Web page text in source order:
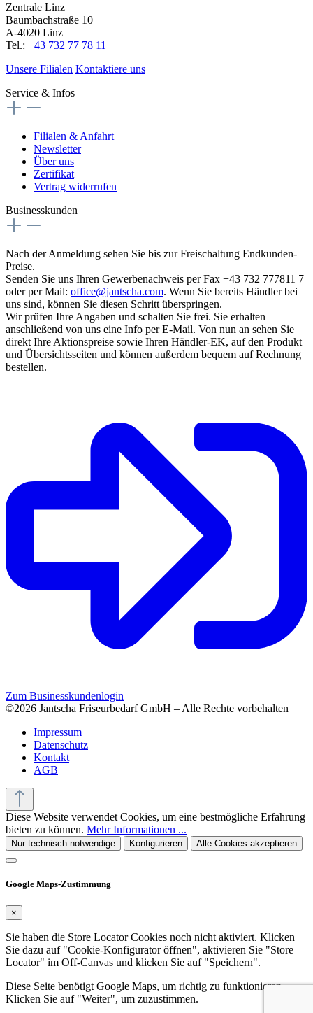
Zentrale Linz
Baumbachstraße 10
A-4020 Linz
Tel.: +43 732 77 78 11
Unsere Filialen Kontaktiere uns
Service & Infos
Filialen & Anfahrt
Newsletter
Über uns
Zertifikat
Vertrag widerrufen
Businesskunden
Nach der Anmeldung sehen Sie bis zur Freischaltung Endkunden-
Preise.
Senden Sie uns Ihren Gewerbenachweis per Fax +43 732 777811 7
oder per Mail: office@jantscha.com. Wenn Sie bereits Händler bei
uns sind, können Sie diesen Schritt überspringen.
Wir prüfen Ihre Angaben und schalten Sie frei. Sie erhalten
anschließend von uns eine Info per E-Mail. Von nun an sehen Sie
direkt Ihre Aktionspreise sowie Ihren Händler-EK, auf den Produkt
und Übersichtsseiten und können außerdem bequem auf Rechnung
bestellen.
Zum Businesskundenlogin
©2026 Jantscha Friseurbedarf GmbH – Alle Rechte vorbehalten
Impressum
Datenschutz
Kontakt
AGB
Diese Website verwendet Cookies, um eine bestmögliche Erfahrung
bieten zu können. Mehr Informationen ...
Nur technisch notwendige Konfigurieren Alle Cookies akzeptieren
Google Maps-Zustimmung
×
Sie haben die Store Locator Cookies noch nicht aktiviert. Klicken
Sie dazu auf "Cookie-Konfigurator öffnen", aktivieren Sie "Store
Locator" im Off-Canvas und klicken Sie auf "Speichern".
Diese Seite benötigt Google Maps, um richtig zu funktionieren.
Klicken Sie auf "Weiter", um zuzustimmen.